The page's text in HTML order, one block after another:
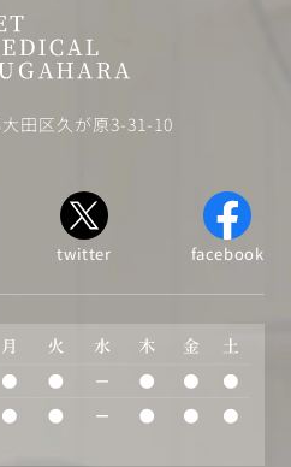
田区久が原3-31-10
twitter facebook